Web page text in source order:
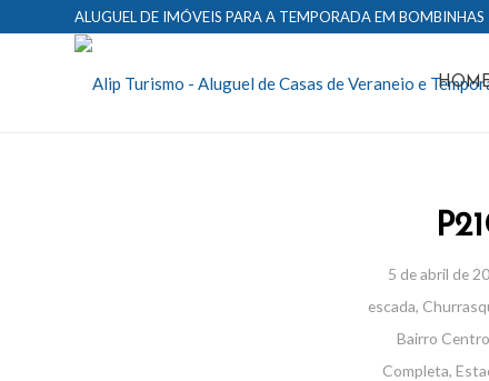
ALUGUEL DE IMÓVEIS PARA A TEMPORADA EM BOMBINHAS
5 de abril de
escada,
Bairro Centro
Completa,